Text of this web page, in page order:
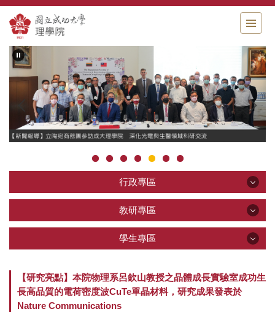
跳
到
主
要
內
行政專區
關於理學院
組織成員
教研專區
教學研究
研究團隊
學生專區
系所招生
【研究亮點】本院物理系呂欽山教授之晶體成長實驗室成功生
長高品質的電荷密度波CuTe單晶材料，研究成果發表於
Nature Communications